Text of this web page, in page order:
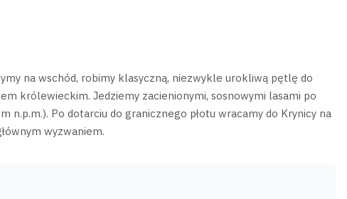
na wschód, robimy klasyczną, niezwykle urokliwą pętlę do
królewieckim. Jedziemy zacienionymi, sosnowymi lasami po
n.p.m.). Po dotarciu do granicznego płotu wracamy do Krynicy na
wyzwaniem.